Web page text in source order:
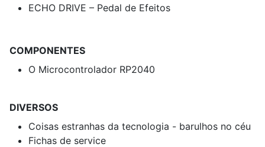
ECHO DRIVE – Pedal de Efeitos
COMPONENTES
O Microcontrolador RP2040
DIVERSOS
Coisas estranhas da tecnologia - barulhos no céu
Fichas de service